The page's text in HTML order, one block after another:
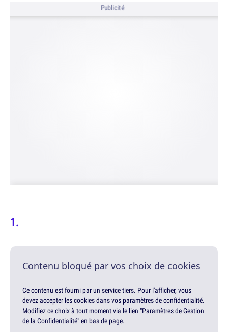
Publicité
Contenu bloqué par vos choix de cookies
Ce contenu est fourni par un service tiers. Pour l'afficher, vous
devez accepter les cookies dans vos paramètres de confidentialité.
Modifiez ce choix à tout moment via le lien "Paramètres de Gestion
de la Confidentialité" en bas de page.